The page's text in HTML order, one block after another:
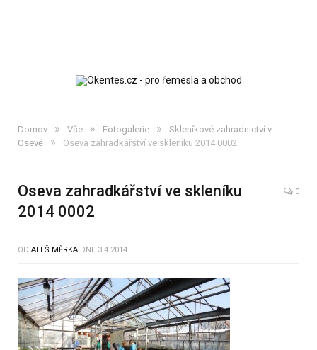
Domov » Vše » Fotogalerie »
Skleníkové zahradnictví v
Osevě
» Oseva zahradkářství ve skleníku 2014 0002
Oseva zahradkářství ve skleníku
2014 0002
0
OD ALEŠ MĚRKA DNE 3.4.2014